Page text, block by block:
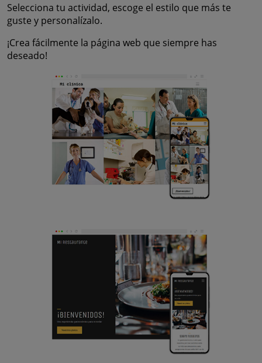
Selecciona tu actividad, escoge el estilo que más te
guste y personalízalo.
¡Crea fácilmente la página web que siempre has
deseado!